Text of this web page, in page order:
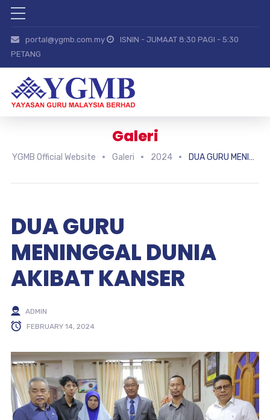
portal@ygmb.com.my
ISNIN - JUMAAT 8:30 PAGI - 5:30
PETANG
Galeri
YGMB Official Website Galeri 2024 DUA GURU MENINGGAL DUNIA AKIBAT KANSER
DUA GURU
MENINGGAL DUNIA
AKIBAT KANSER
ADMIN
FEBRUARY 14, 2024